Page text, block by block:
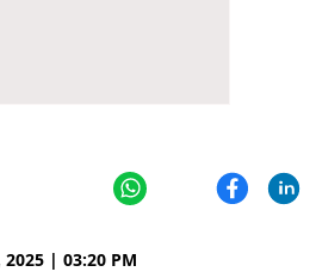
2025 | 03:20 PM